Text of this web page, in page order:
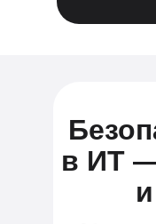
в ИТ